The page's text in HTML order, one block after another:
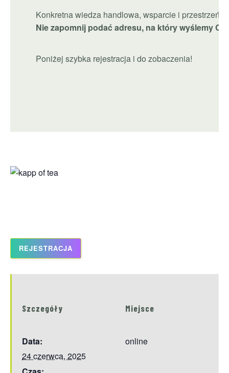
Konkretna wiedza handlowa, wsparcie i przestrzeń
Nie zapomnij podać adresu, na który wyślemy Ci
Poniżej szybka rejestracja i do zobaczenia!
REJESTRACJA
Szczegóły
Data:
24 czerwca, 2025
Miejsce
online